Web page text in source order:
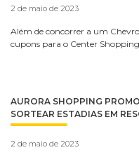
2 de maio de 2023
Além de concorrer a um
cupons para o Center
AURORA SHOPPING
SORTEAR ESTADIAS EM
2 de maio de 2023